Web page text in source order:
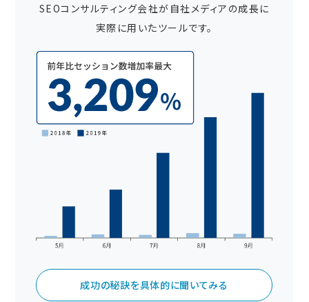
SEOコンサルティング会社が自社メディアの成長に
実際に用いたツールです。
成功の秘訣を具体的に聞いてみる